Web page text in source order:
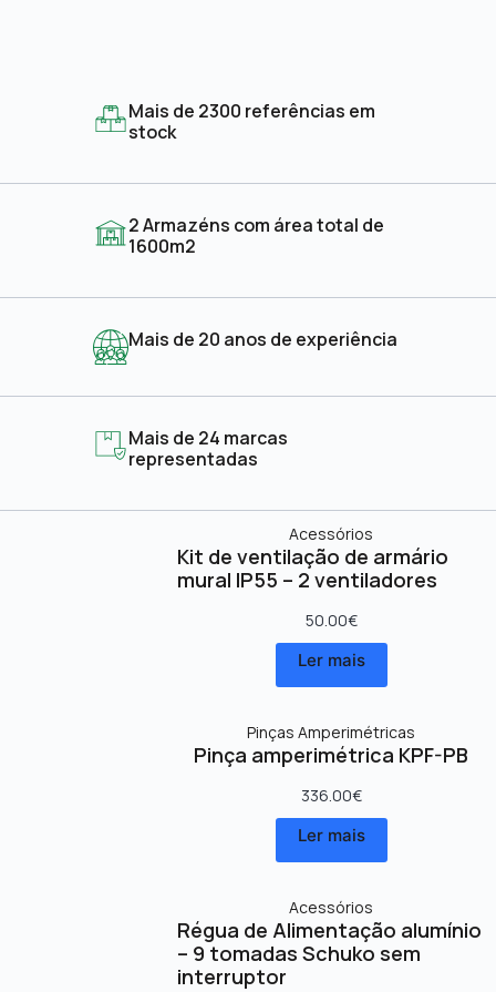
Mais de 2300 referências em
stock
2 Armazéns com área total de
1600m2
Mais de 20 anos de experiência
Mais de 24 marcas
representadas
Acessórios
Kit de ventilação de armário
mural IP55 – 2 ventiladores
50.00€
Ler mais
Pinças Amperimétricas
Pinça amperimétrica KPF-PB
336.00€
Ler mais
Acessórios
Régua de Alimentação alumínio
– 9 tomadas Schuko sem
interruptor